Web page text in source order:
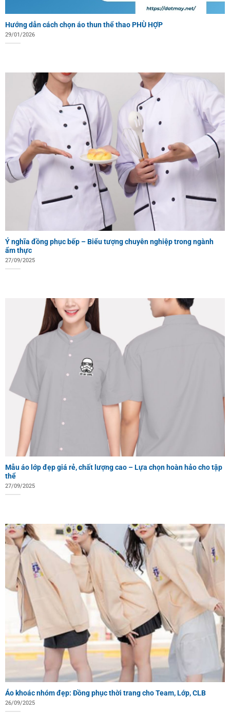
Hướng dẫn cách chọn áo thun thể thao PHÙ HỢP
29/01/2026
Ý nghĩa đồng phục bếp – Biểu tượng chuyên nghiệp trong ngành
ẩm thực
27/09/2025
Mẫu áo lớp đẹp giá rẻ, chất lượng cao – Lựa chọn hoàn hảo cho tập
thể
27/09/2025
Áo khoác nhóm đẹp: Đồng phục thời trang cho Team, Lớp, CLB
26/09/2025